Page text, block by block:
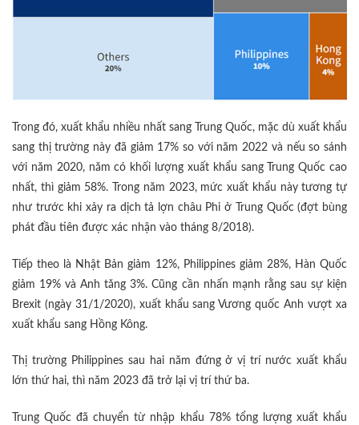
Trong đó, xuất khẩu nhiều nhất sang Trung Quốc, mặc dù xuất khẩu
sang thị trường này đã giảm 17% so với năm 2022 và nếu so sánh
với năm 2020, năm có khối lượng xuất khẩu sang Trung Quốc cao
nhất, thì giảm 58%. Trong năm 2023, mức xuất khẩu này tương tự
như trước khi xảy ra dịch tả lợn châu Phi ở Trung Quốc (đợt bùng
phát đầu tiên được xác nhận vào tháng 8/2018).
Tiếp theo là Nhật Bản giảm 12%, Philippines giảm 28%, Hàn Quốc
giảm 19% và Anh tăng 3%. Cũng cần nhấn mạnh rằng sau sự kiện
Brexit (ngày 31/1/2020), xuất khẩu sang Vương quốc Anh vượt xa
xuất khẩu sang Hồng Kông.
Thị trường Philippines sau hai năm đứng ở vị trí nước xuất khẩu
lớn thứ hai, thì năm 2023 đã trở lại vị trí thứ ba.
Trung Quốc đã chuyển từ nhập khẩu 78% tổng lượng xuất khẩu